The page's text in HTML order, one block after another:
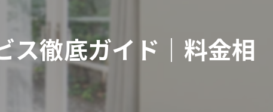
ハウスクリーニング
不用品回収
ス徹底ガイド｜料金相